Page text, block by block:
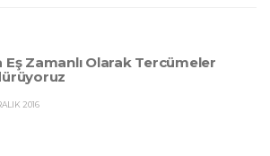
Eş Zamanlı Olarak Tercümeler
2016